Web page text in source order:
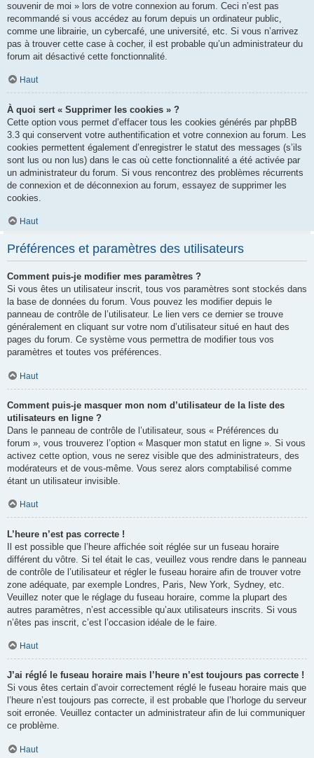
souvenir de moi » lors de votre connexion au forum. Ceci n’est pas
recommandé si vous accédez au forum depuis un ordinateur public,
comme une librairie, un cybercafé, une université, etc. Si vous n’arrivez
pas à trouver cette case à cocher, il est probable qu’un administrateur du
forum ait désactivé cette fonctionnalité.
Haut
À quoi sert « Supprimer les cookies » ?
Cette option vous permet d’effacer tous les cookies générés par phpBB
3.3 qui conservent votre authentification et votre connexion au forum. Les
cookies permettent également d’enregistrer le statut des messages (s’ils
sont lus ou non lus) dans le cas où cette fonctionnalité a été activée par
un administrateur du forum. Si vous rencontrez des problèmes récurrents
de connexion et de déconnexion au forum, essayez de supprimer les
cookies.
Haut
Préférences et paramètres des utilisateurs
Comment puis-je modifier mes paramètres ?
Si vous êtes un utilisateur inscrit, tous vos paramètres sont stockés dans
la base de données du forum. Vous pouvez les modifier depuis le
panneau de contrôle de l’utilisateur. Le lien vers ce dernier se trouve
généralement en cliquant sur votre nom d’utilisateur situé en haut des
pages du forum. Ce système vous permettra de modifier tous vos
paramètres et toutes vos préférences.
Haut
Comment puis-je masquer mon nom d’utilisateur de la liste des
utilisateurs en ligne ?
Dans le panneau de contrôle de l’utilisateur, sous « Préférences du
forum », vous trouverez l’option « Masquer mon statut en ligne ». Si vous
activez cette option, vous ne serez visible que des administrateurs, des
modérateurs et de vous-même. Vous serez alors comptabilisé comme
étant un utilisateur invisible.
Haut
L’heure n’est pas correcte !
Il est possible que l’heure affichée soit réglée sur un fuseau horaire
différent du vôtre. Si tel était le cas, veuillez vous rendre dans le panneau
de contrôle de l’utilisateur et régler le fuseau horaire afin de trouver votre
zone adéquate, par exemple Londres, Paris, New York, Sydney, etc.
Veuillez noter que le réglage du fuseau horaire, comme la plupart des
autres paramètres, n’est accessible qu’aux utilisateurs inscrits. Si vous
n’êtes pas inscrit, c’est l’occasion idéale de le faire.
Haut
J’ai réglé le fuseau horaire mais l’heure n’est toujours pas correcte !
Si vous êtes certain d’avoir correctement réglé le fuseau horaire mais que
l’heure n’est toujours pas correcte, il est probable que l’horloge du serveur
soit erronée. Veuillez contacter un administrateur afin de lui communiquer
ce problème.
Haut